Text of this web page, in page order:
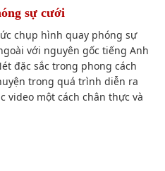
sự cưới
chụp hình quay phóng sự
với nguyên gốc tiếng Anh
đặc sắc trong phong cách
trong quá trình diễn ra
video một cách chân thực và